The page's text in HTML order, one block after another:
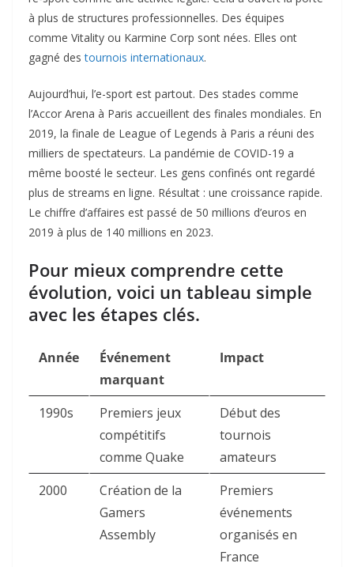
à plus de structures professionnelles. Des équipes
comme Vitality ou Karmine Corp sont nées. Elles ont
gagné destournois internationaux.
Aujourd’hui, l’e-sport est partout. Des stades comme
l’Accor Arena à Paris accueillent des finales mondiales. En
2019, la finale de League of Legends à Paris a réuni des
milliers de spectateurs. La pandémie de COVID-19 a
même boosté le secteur. Les gens confinés ont regardé
plus de streams en ligne. Résultat : une croissance rapide.
Le chiffre d’affaires est passé de 50 millions d’euros en
2019 à plus de 140 millions en 2023.
Pour mieux comprendre cette
évolution, voici un tableau simple
avec les étapes clés.
Année
Événement
marquant
Impact
1990s
Premiers jeux
compétitifs
comme Quake
Début des
tournois
amateurs
2000
Création de la
Gamers
Assembly
Premiers
événements
organisés en
France